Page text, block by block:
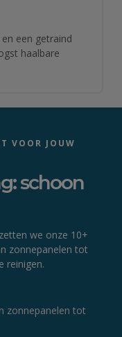
een getraind
haalbare
VOOR JOUW
schoon
we onze 10+
zonnepanelen tot
reinigen.
zonnepanelen tot